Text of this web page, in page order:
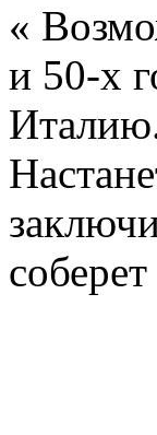
«
и 50-х